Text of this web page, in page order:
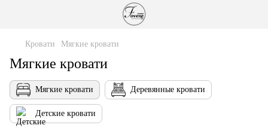
Кровати Мягкие кровати
Мягкие кровати
Мягкие кровати Деревянные кровати
Детские кровати